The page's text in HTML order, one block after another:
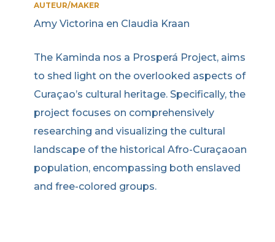
AUTEUR/MAKER
Amy Victorina en Claudia Kraan
The Kaminda nos a Prosperá Project, aims
to shed light on the overlooked aspects of
Curaçao’s cultural heritage. Specifically, the
project focuses on comprehensively
researching and visualizing the cultural
landscape of the historical Afro-Curaçaoan
population, encompassing both enslaved
and free-colored groups.